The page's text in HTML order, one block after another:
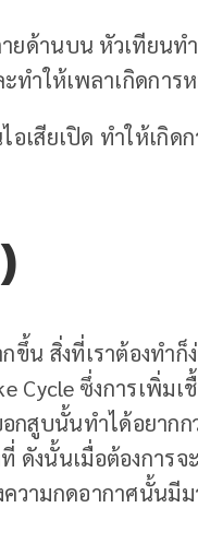
ยด้านบน หัวเทียนท
ทำให้เพลาเกิดการ
เสียเปิด ทำให้เกิด
ขึ้น สิ่งที่เราต้องทำ
Cycle ซึ่งการเพิ่มเ
กสูบนั้นทำได้อยาก
ดังนั้นเมื่อต้องการ
ความกดอากาศนั้นมี